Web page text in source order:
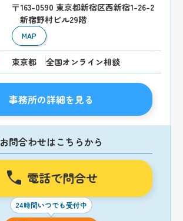
〒163-0590 東京都新宿区西新宿1-26-2
新宿野村ビル29階
MAP
東京都 全国オンライン相談
事務所の詳細を見る
お問合わせはこちらから
電話で問合せ
24時間いつでも受付中